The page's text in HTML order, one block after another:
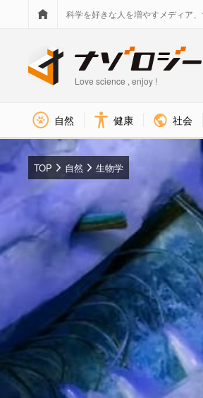
科学を好きな人を増やすメディア
Love science , enjoy !
自然 健康 社会
TOP 自然 生物学